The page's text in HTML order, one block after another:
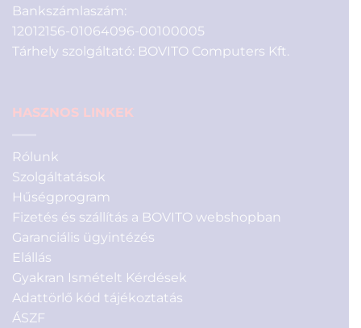
Bankszámlaszám:
12012156-01064096-00100005
Tárhely szolgáltató: BOVITO Computers Kft.
HASZNOS LINKEK
Rólunk
Szolgáltatások
Hűségprogram
Fizetés és szállítás a BOVITO webshopban
Garanciális ügyintézés
Elállás
Gyakran Ismételt Kérdések
Adattörlő kód tájékoztatás
ÁSZF